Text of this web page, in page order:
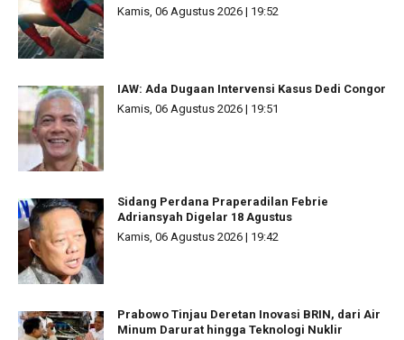
Kamis, 06 Agustus 2026 | 19:52
IAW: Ada Dugaan Intervensi Kasus Dedi Congor
Kamis, 06 Agustus 2026 | 19:51
Sidang Perdana Praperadilan Febrie
Adriansyah Digelar 18 Agustus
Kamis, 06 Agustus 2026 | 19:42
Prabowo Tinjau Deretan Inovasi BRIN, dari Air
Minum Darurat hingga Teknologi Nuklir